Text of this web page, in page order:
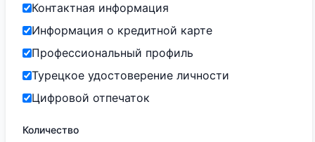
Контактная информация
Информация о кредитной карте
Профессиональный профиль
Турецкое удостоверение личности
Цифровой отпечаток
Количество